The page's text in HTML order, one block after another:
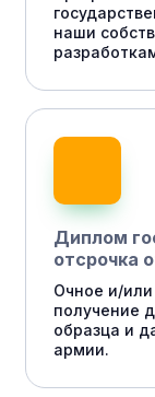
наши
Диплом
отсрочка
Очное и/
получение
образца и
армии.